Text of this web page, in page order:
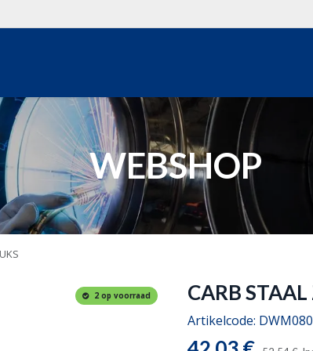
WEBSHOP
2 op voorraad CARB
Artikelcode: